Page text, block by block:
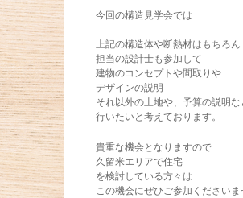
今回の構造見学会では
上記の構造体や断熱材はもちろん
担当の設計士も参加して
建物のコンセプトや間取りや
デザインの説明
それ以外の土地や、予算の説明な
行いたいと考えております。
貴重な機会となりますので
久留米エリアで住宅
を検討している方々は
この機会にぜひご参加くださいま